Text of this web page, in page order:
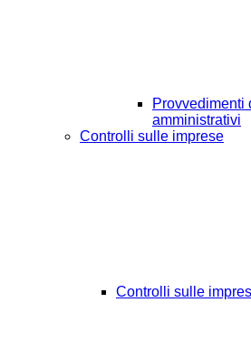
Provvedimenti
amministrativi
Controlli sulle imprese
Controlli sulle